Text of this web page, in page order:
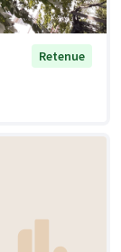
Retenue